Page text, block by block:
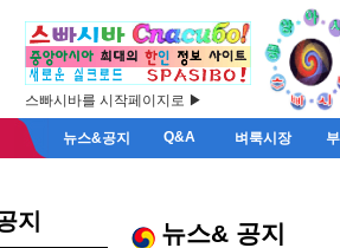
스빠시바를 시작페이지로 ▶
뉴스&공지 Q&A 벼룩시장
지 뉴스& 공지